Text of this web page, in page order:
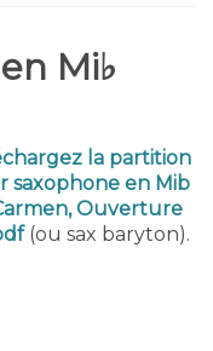
Mi♭
la partition
saxophone en Mib
Ouverture
(ou sax baryton).